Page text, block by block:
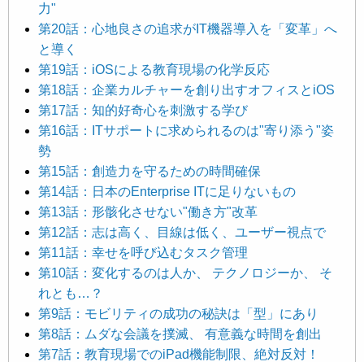
力"
第20話：心地良さの追求がIT機器導入を「変革」へ
と導く
第19話：iOSによる教育現場の化学反応
第18話：企業カルチャーを創り出すオフィスとiOS
第17話：知的好奇心を刺激する学び
第16話：ITサポートに求められるのは"寄り添う"姿
勢
第15話：創造力を守るための時間確保
第14話：日本のEnterprise ITに足りないもの
第13話：形骸化させない"働き方"改革
第12話：志は高く、目線は低く、ユーザー視点で
第11話：幸せを呼び込むタスク管理
第10話：変化するのは人か、 テクノロジーか、 そ
れとも…？
第9話：モビリティの成功の秘訣は「型」にあり
第8話：ムダな会議を撲滅、 有意義な時間を創出
第7話：教育現場でのiPad機能制限、絶対反対！